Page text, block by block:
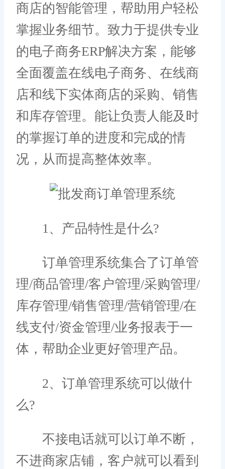
商店的智能管理，帮助用户轻松
掌握业务细节。致力于提供专业
的电子商务ERP解决方案，能够
全面覆盖在线电子商务、在线商
店和线下实体商店的采购、销售
和库存管理。能让负责人能及时
的掌握订单的进度和完成的情
况，从而提高整体效率。
1、产品特性是什么?
订单管理系统集合了订单管
理/商品管理/客户管理/采购管理/
库存管理/销售管理/营销管理/在
线支付/资金管理/业务报表于一
体，帮助企业更好管理产品。
2、订单管理系统可以做什
么?
不接电话就可以订单不断，
不进商家店铺，客户就可以看到